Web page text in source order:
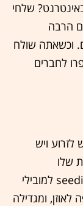
שלחי
הרבה
וכשאתה שולח
לחברים
לזרוע ויש
שלו
מאוניברסיטת תל-אביב הראה שפעילות seeding למובילי
ומגדילה